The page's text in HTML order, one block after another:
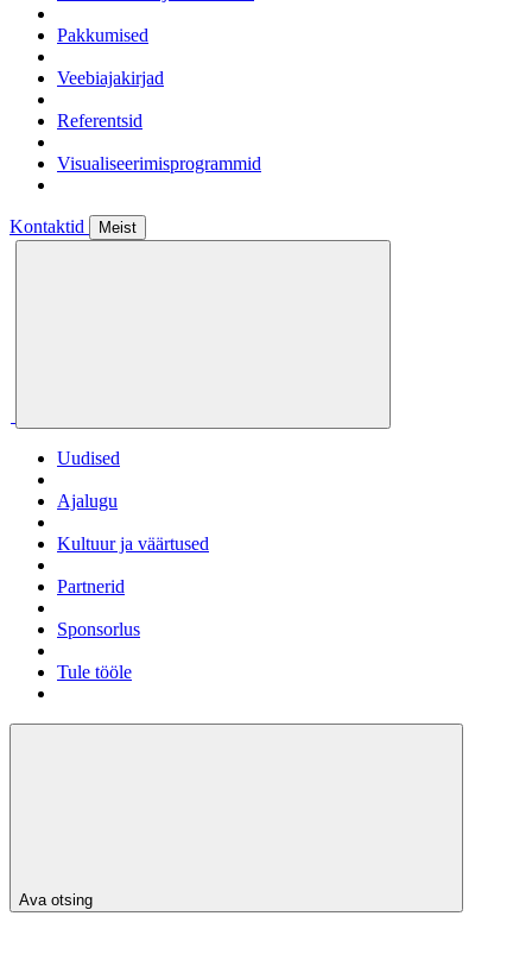
Pakkumised
Veebiajakirjad
Referentsid
Visualiseerimisprogrammid
Kontaktid Meist
Uudised
Ajalugu
Kultuur ja väärtused
Partnerid
Sponsorlus
Tule tööle
Ava otsing